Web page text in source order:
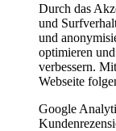
Durch das
und
und
optimieren
verbessern.
Webseite
Google